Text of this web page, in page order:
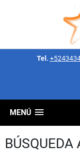
Tel.
MENÚ
BÚSQUEDA